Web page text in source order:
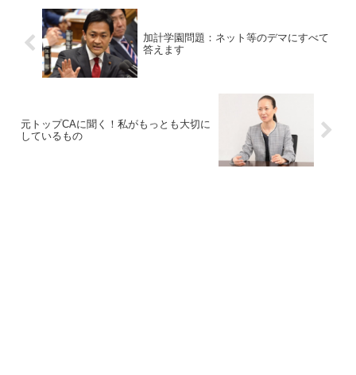
加計学園問題：ネット等のデマにすべて
答えます
元トップCAに聞く！私がもっとも大切に
しているもの